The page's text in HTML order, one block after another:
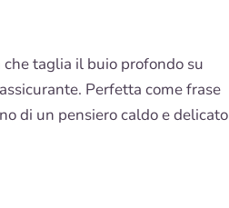
taglia il buio profondo su
Perfetta come frase
di un pensiero caldo e delicato